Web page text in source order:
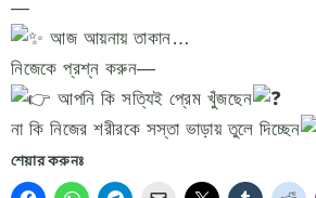
—
আজ আয়নায় তাকান…
নিজেকে প্রশ্ন করুন—
আপনি কি সত্যিই প্রেম খুঁজছেন
না কি নিজের শরীরকে সস্তা ভাড়ায় তুলে দিচ্ছেন
শেয়ার করুনঃ